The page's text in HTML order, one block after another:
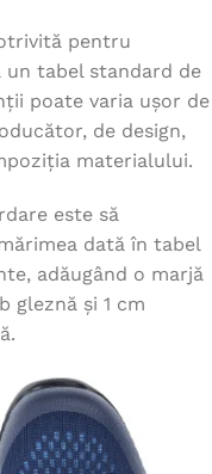
pentru
tabel standard de
poate varia ușor de
de design,
materialului.
este să
dată în tabel
adăugând o marjă
gleznă și 1 cm